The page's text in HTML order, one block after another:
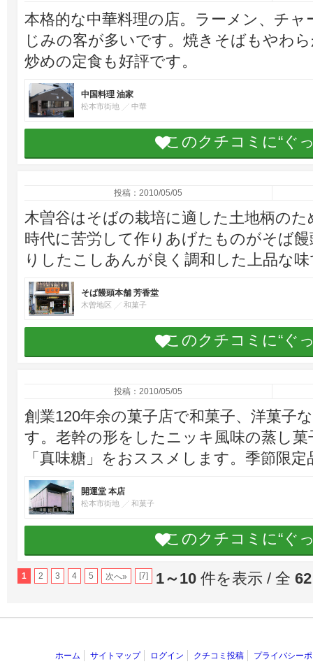
本格的な中華料理の店。ラーメン、チ
じみの客が多いです。焼きそばもやわ
炒めの定食も好評です。
中国料理 油家
松本市街地 中華
このクチコミに“ぐ
投稿：2010/05/05
木曽谷はそばの栽培に適した土地柄の
時代に苦労して作りあげたものがそば
りしたこしあんが良く調和した上品な
そば饅頭本舗 芳香堂
木曽地区 和菓子
このクチコミに“ぐ
投稿：2010/05/05
創業120年余の菓子店で和菓子、洋菓子
す。老幹の形をしたニッキ風味の蒸し
「真味糖」をおススメします。季節限
開運堂 本店
松本市街地 和菓子
このクチコミに“ぐ
1 2 3 4 5 次へ» [7] 1～10 件を表示 / 全 62
ホーム サイトマップ ログイン クチコミ投稿 プライバシー